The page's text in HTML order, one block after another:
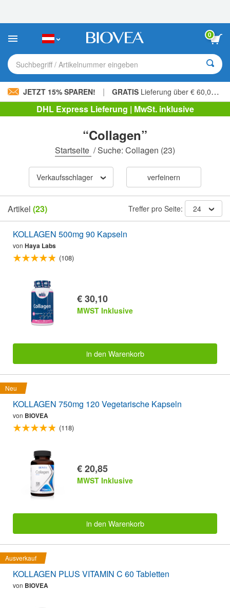
Sie:
Website
ein
Barrierefreiheitssystem.
0
Suchbegriff / Artikelnummer eingeben
JETZT 15% SPAREN! | GRATIS Lieferung über € 60,00 »
DHL Express Lieferung | MwSt. inklusive
“Collagen”
Startseite /Suche: Collagen (23)
Verkaufsschlager verfeinern
Artikel (23) Treffer pro Seite: 24
KOLLAGEN 500mg 90 Kapseln
von Haya Labs
(108)
€ 30,10
MWST Inklusive
in den Warenkorb
Neu
KOLLAGEN 750mg 120 Vegetarische Kapseln
von BIOVEA
(118)
€ 20,85
MWST Inklusive
in den Warenkorb
Ausverkauf
KOLLAGEN PLUS VITAMIN C 60 Tabletten
von BIOVEA